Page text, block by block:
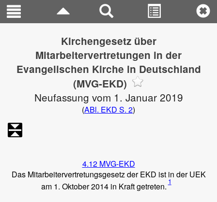
Kirchengesetz über
Mitarbeitervertretungen in der
Evangelischen Kirche in Deutschland
(MVG-EKD)
Neufassung vom 1. Januar 2019
(ABl. EKD S. 2)
4.12 MVG-EKD
Das Mitarbeitervertretungsgesetz der EKD ist in der UEK
am 1. Oktober 2014 in Kraft getreten. 1